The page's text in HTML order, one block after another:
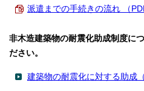
派遣までの手続きの流れ （
非木造建築物の耐震化助成制度に
ださい。
建築物の耐震化に対する助成